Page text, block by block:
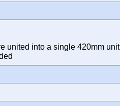
united into a single 420mm unit